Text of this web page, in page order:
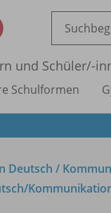
und Schüler/-
Schulformen
Deutsch /